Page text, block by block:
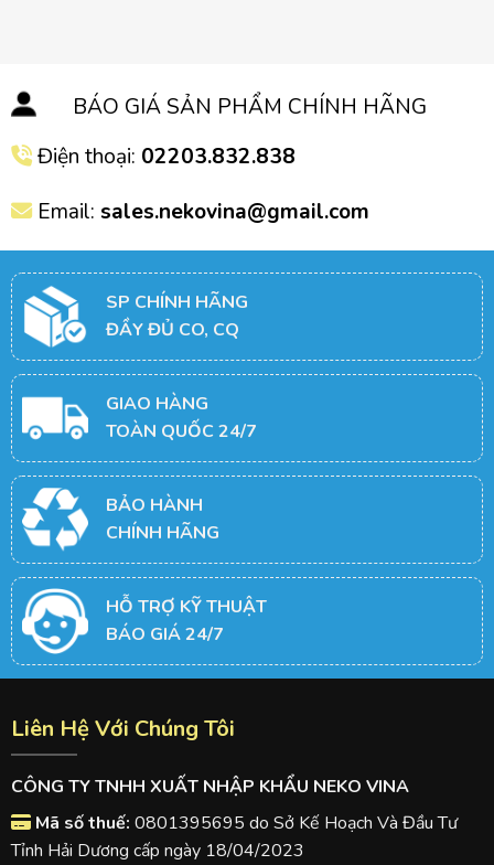
BÁO GIÁ SẢN PHẨM CHÍNH HÃNG
Điện thoại: 02203.832.838
Email: sales.nekovina@gmail.com
SP CHÍNH HÃNG
ĐẦY ĐỦ CO, CQ
GIAO HÀNG
TOÀN QUỐC 24/7
BẢO HÀNH
CHÍNH HÃNG
HỖ TRỢ KỸ THUẬT
BÁO GIÁ 24/7
Liên Hệ Với Chúng Tôi
CÔNG TY TNHH XUẤT NHẬP KHẨU NEKO VINA
Mã số thuế: 0801395695 do Sở Kế Hoạch Và Đầu Tư
Tỉnh Hải Dương cấp ngày 18/04/2023